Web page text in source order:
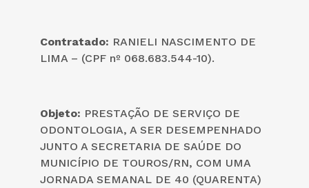
Contratado: RANIELI NASCIMENTO DE
LIMA – (CPF nº 068.683.544-10).
Objeto: PRESTAÇÃO DE SERVIÇO DE
ODONTOLOGIA, A SER DESEMPENHADO
JUNTO A SECRETARIA DE SAÚDE DO
MUNICÍPIO DE TOUROS/RN, COM UMA
JORNADA SEMANAL DE 40 (QUARENTA)